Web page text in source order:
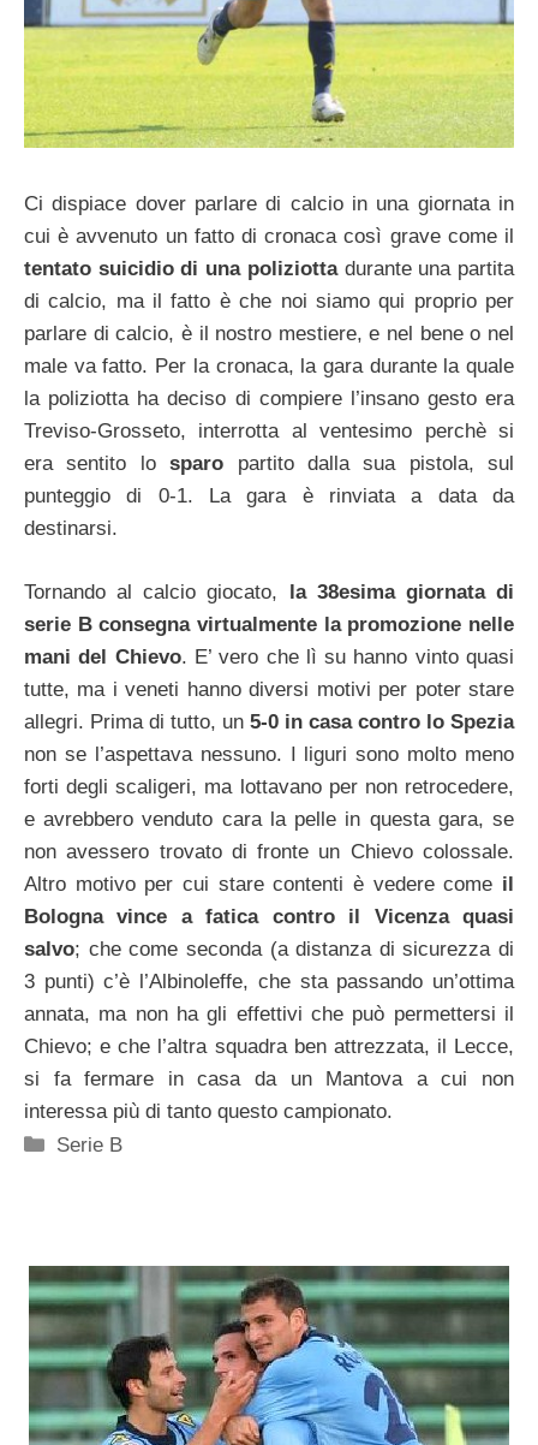
Ci dispiace dover parlare di calcio in una giornata in
cui è avvenuto un fatto di cronaca così grave come il
tentato suicidio di una poliziottadurante una partita
di calcio, ma il fatto è che noi siamo qui proprio per
parlare di calcio, è il nostro mestiere, e nel bene o nel
male va fatto. Per la cronaca, la gara durante la quale
la poliziotta ha deciso di compiere l’insano gesto era
Treviso-Grosseto, interrotta al ventesimo perchè si
era sentito losparo partito dalla sua pistola, sul
punteggio di 0-1. La gara è rinviata a data da
destinarsi.
Tornando al calcio giocato, la 38esima giornata di
serie B consegna virtualmente la promozione nelle
mani del Chievo. E’ vero che lì su hanno vinto quasi
tutte, ma i veneti hanno diversi motivi per poter stare
allegri. Prima di tutto, un 5-0 in casa contro lo Spezia
non se l’aspettava nessuno. I liguri sono molto meno
forti degli scaligeri, ma lottavano per non retrocedere,
e avrebbero venduto cara la pelle in questa gara, se
non avessero trovato di fronte un Chievo colossale.
Altro motivo per cui stare contenti è vedere come il
Bologna vince a fatica contro il Vicenza quasi
salvo; che come seconda (a distanza di sicurezza di
3 punti) c’è l’Albinoleffe, che sta passando un’ottima
annata, ma non ha gli effettivi che può permettersi il
Chievo; e che l’altra squadra ben attrezzata, il Lecce,
si fa fermare in casa da un Mantova a cui non
interessa più di tanto questo campionato.
Categorie
Serie B